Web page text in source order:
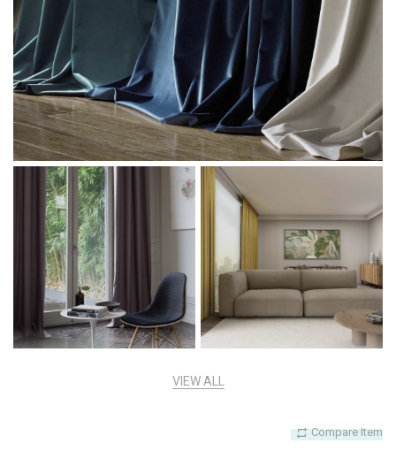
VIEW ALL
Compare Item
I agree with theTerms & Policies
Send Message